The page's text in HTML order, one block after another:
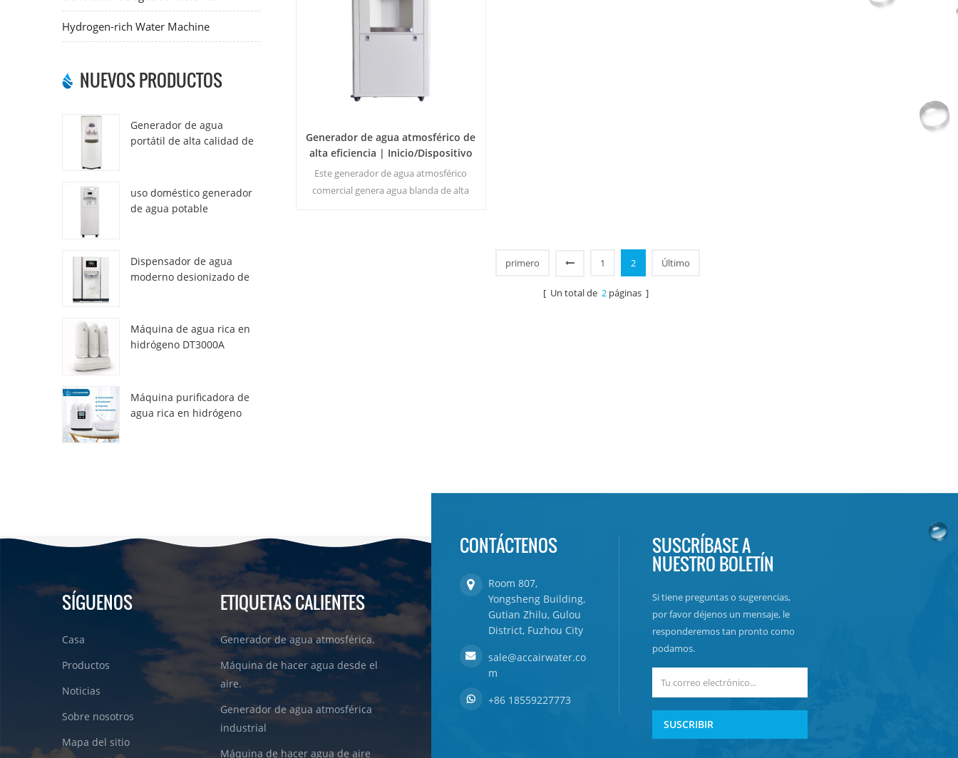
Hydrogen-rich Water Machine
NUEVOS PRODUCTOS
Generador de agua
portátil de alta calidad de
uso doméstico generador
de agua potable
Dispensador de agua
moderno desionizado de
Máquina de agua rica en
hidrógeno DT3000A
Máquina purificadora de
agua rica en hidrógeno
Generador de agua atmosférico de
alta eficiencia | Inicio/Dispositivo
comercial ecológico | EA-60E
Este generador de agua atmosférico
comercial genera agua blanda de alta
primero 1 2 Último
[ Un total de 2páginas ]
SÍGUENOS
Casa
Productos
Noticias
Sobre nosotros
Mapa del sitio
ETIQUETAS CALIENTES
Generador de agua atmosférica.
Máquina de hacer agua desde el
aire.
Generador de agua atmosférica
industrial
Máquina de hacer agua de aire
CONTÁCTENOS
Room 807,
Yongsheng Building,
Gutian Zhilu, Gulou
District, Fuzhou City
sale@accairwater.co
m
+86 18559227773
SUSCRÍBASE A
NUESTRO BOLETÍN
Si tiene preguntas o sugerencias,
por favor déjenos un mensaje, le
responderemos tan pronto como
podamos.
SUSCRIBIR